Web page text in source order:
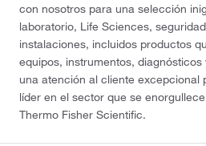
con nosotros para una selección
laboratorio, Life Sciences,
instalaciones, incluidos productos
equipos, instrumentos,
una atención al cliente excepcional
líder en el sector que se
Thermo Fisher Scientific.